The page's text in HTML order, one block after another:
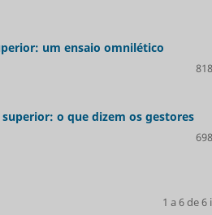
um ensaio omnilético
o que dizem os gestores
1 a 6 de 6